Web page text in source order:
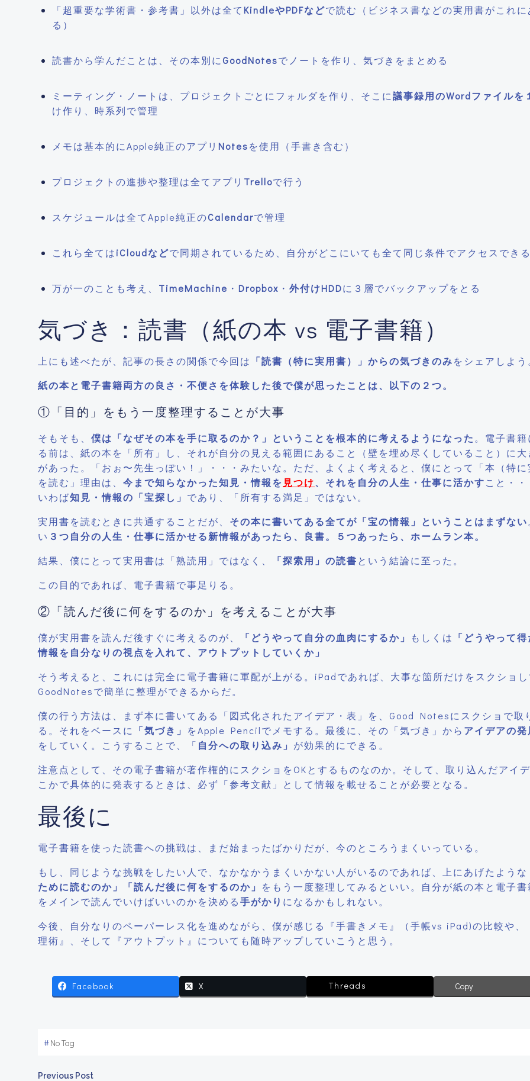
「超重要な学術書・参考書」以外は全てKindleやPDFなどで読む（ビジネス書などの実用書がこれに
る）
読書から学んだことは、その本別に GoodNotesでノートを作り、気づきをまとめる
ミーティング・ノートは、プロジェクトごとにフォルダを作り、そこに議事録用のWordファイルを
け作り、時系列で管理
メモは基本的にApple純正のアプリ Notesを使用（手書き含む）
プロジェクトの進捗や整理は全てアプリ Trelloで行う
スケジュールは全てApple純正のCalendarで管理
これら全てはiCloudなどで同期されているため、自分がどこにいても全て同じ条件でアクセスできる
万が一のことも考え、 TimeMachine ・ Dropbox ・ 外付けHDDに３層でバックアップをとる
気づき：読書（紙の本 vs 電子書籍）
上にも述べたが、記事の長さの関係で今回は 「読書（特に実用書）」からの気づきのみをシェアしよう
紙の本と電子書籍両方の良さ・不便さを体験した後で僕が思ったことは、以下の２つ。
①「目的」をもう一度整理することが大事
そもそも、 僕は「なぜその本を手に取るのか？」 ということを根本的に考えるようになった 。電子書
る前は、紙の本を「所有」し、それが自分の見える範囲にあること（壁を埋め尽くしていること）に大
があった。「おぉ〜先生っぽい！」・・・みたいな。ただ、よくよく考えると、僕にとって「本（特に
を読む」理由は、 今まで知らなかった知見・情報を 見つけ、それを自分の人生・仕事に活かすこと・
いわば知見・情報の「宝探し」 であり、「所有する満足」ではない。
実用書を読むときに共通することだが、 その本に書いてある全てが「宝の情報」ということはまずない
い ３つ自分の人生・仕事に活かせる新情報があったら、良書。５つあったら、ホームラン本。
結果、僕にとって実用書は「熟読用」ではなく、
「探索用」の読書という結論に至った。
この目的であれば、電子書籍で事足りる。
②「読んだ後に何をするのか」を考えることが大事
僕が実用書を読んだ後すぐに考えるのが、 「どうやって自分の血肉にするか」 もしくは 「どうやって得
情報を自分なりの視点を入れて、アウトプットしていくか」
そう考えると、これには完全に電子書籍に軍配が上がる。iPadであれば、大事な箇所だけをスクショし
GoodNotesで簡単に整理ができるからだ。
僕の行う方法は、まず本に書いてある「図式化されたアイデア・表」を、Good Notesにスクショで取
る。それをベースに
「気づき」 をApple Pencilでメモする。最後に、その「気づき」から アイデアの
をしていく。こうすることで、「 自分への取り込み」 が効果的にできる。
注意点として、その電子書籍が著作権的にスクショをOKとするものなのか。そして、取り込んだアイ
こかで具体的に発表するときは、必ず「参考文献」として情報を載せることが必要となる。
最後に
電子書籍を使った読書への挑戦は、まだ始まったばかりだが、今のところうまくいっている。
もし、同じような挑戦をしたい人で、なかなかうまくいかない人がいるのであれば、上にあげたような
ために読むのか」「読んだ後に何をするのか」 をもう一度整理してみるといい。自分が紙の本と電子書
をメインで読んでいけばいいのかを決める手がかり になるかもしれない。
今後、自分なりのペーパーレス化を進めながら、僕が感じる『手書きメモ』（手帳vs iPad)の比較や、
理術』、そして『アウトプット』についても随時アップしていこうと思う。
Facebook X Threads Copy
#No Tag
Previous Post